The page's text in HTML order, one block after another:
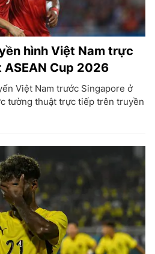
hình Việt Nam trực
Cup 2026
Việt Nam trước Singapore ở
tường thuật trực tiếp trên truyền